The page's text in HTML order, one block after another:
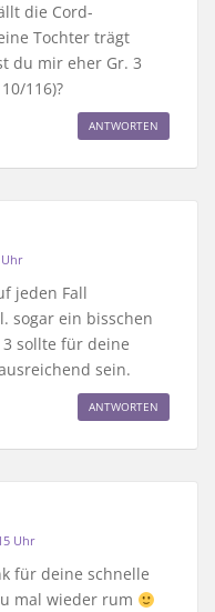
die Cord-
Tochter trägt
du mir eher Gr. 3
116)?
ANTWORTEN
Uhr
jeden Fall
sogar ein bisschen
sollte für deine
sein.
ANTWORTEN
Uhr
für deine schnelle
mal wieder rum